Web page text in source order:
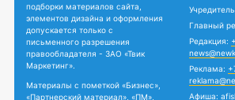
подборки материалов сайта,
элементов дизайна и оформления
допускается только с
письменного разрешения
правообладателя - ЗАО «Твик
Маркетинг».
Материалы с пометкой «Бизнес»,
«Партнерский материал», «ПМ»,
Главный
Редакция:
Реклама:
Афиша: